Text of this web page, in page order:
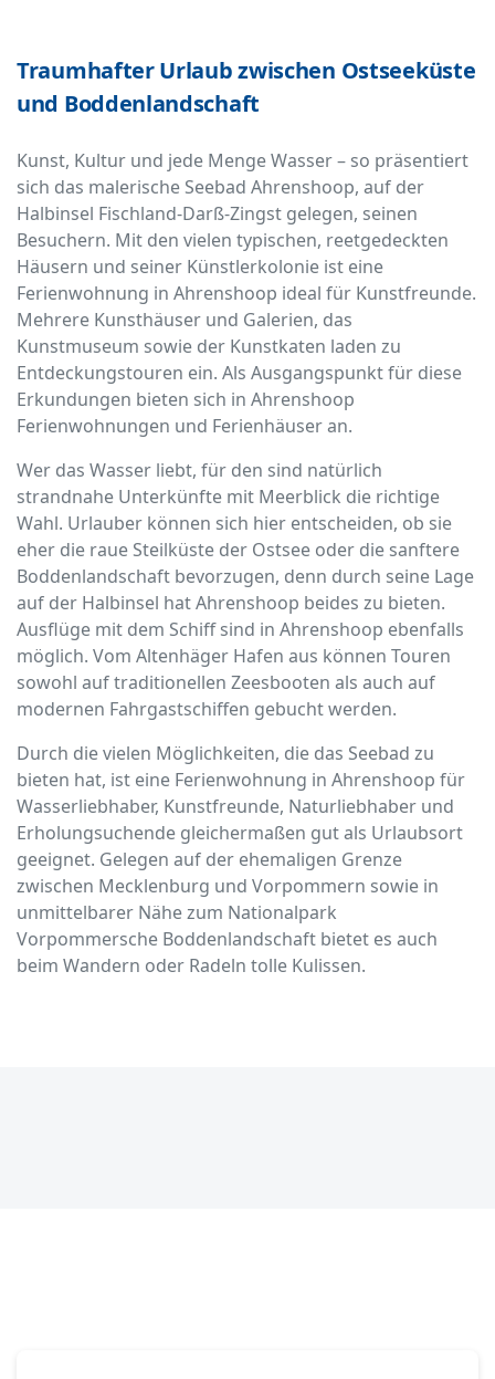
Traumhafter Urlaub zwischen Ostseeküste
und Boddenlandschaft
Kunst, Kultur und jede Menge Wasser – so präsentiert
sich das malerische Seebad Ahrenshoop, auf der
Halbinsel Fischland-Darß-Zingst gelegen, seinen
Besuchern. Mit den vielen typischen, reetgedeckten
Häusern und seiner Künstlerkolonie ist eine
Ferienwohnung in Ahrenshoop ideal für Kunstfreunde.
Mehrere Kunsthäuser und Galerien, das
Kunstmuseum sowie der Kunstkaten laden zu
Entdeckungstouren ein. Als Ausgangspunkt für diese
Erkundungen bieten sich in Ahrenshoop
Ferienwohnungen und Ferienhäuser an.
Wer das Wasser liebt, für den sind natürlich
strandnahe Unterkünfte mit Meerblick die richtige
Wahl. Urlauber können sich hier entscheiden, ob sie
eher die raue Steilküste der Ostsee oder die sanftere
Boddenlandschaft bevorzugen, denn durch seine Lage
auf der Halbinsel hat Ahrenshoop beides zu bieten.
Ausflüge mit dem Schiff sind in Ahrenshoop ebenfalls
möglich. Vom Altenhäger Hafen aus können Touren
sowohl auf traditionellen Zeesbooten als auch auf
modernen Fahrgastschiffen gebucht werden.
Durch die vielen Möglichkeiten, die das Seebad zu
bieten hat, ist eine Ferienwohnung in Ahrenshoop für
Wasserliebhaber, Kunstfreunde, Naturliebhaber und
Erholungsuchende gleichermaßen gut als Urlaubsort
geeignet. Gelegen auf der ehemaligen Grenze
zwischen Mecklenburg und Vorpommern sowie in
unmittelbarer Nähe zum Nationalpark
Vorpommersche Boddenlandschaft bietet es auch
beim Wandern oder Radeln tolle Kulissen.